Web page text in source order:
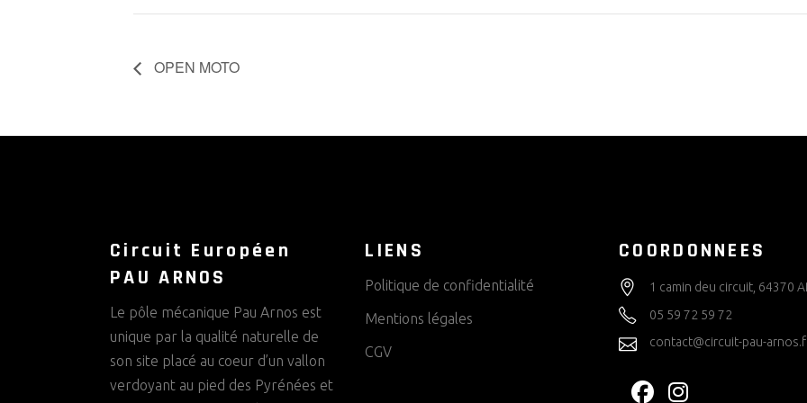
OPEN MOTO
Circuit Européen
PAU ARNOS
Le pôle mécanique Pau Arnos est
unique par la qualité naturelle de
son site placé au coeur d’un vallon
verdoyant au pied des Pyrénées et
LIENS
Politique de confidentialité
Mentions légales
CGV
COORDONNEES
1 camin deu circuit, 64370
05 59 72 59 72
contact@circuit-pau-